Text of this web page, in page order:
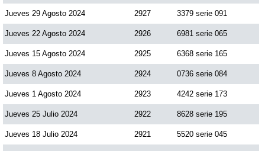
Jueves 29 Agosto 2024 2927 3379 serie 091
Jueves 22 Agosto 2024 2926 6981 serie 065
Jueves 15 Agosto 2024 2925 6368 serie 165
Jueves 8 Agosto 2024 2924 0736 serie 084
Jueves 1 Agosto 2024 2923 4242 serie 173
Jueves 25 Julio 2024 2922 8628 serie 195
Jueves 18 Julio 2024 2921 5520 serie 045